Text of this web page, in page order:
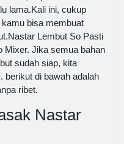
lama.Kali ini, cukup
bisa membuat
Lembut So Pasti
Mixer. Jika semua bahan
sudah siap, kita
berikut di bawah adalah
ribet.
Nastar